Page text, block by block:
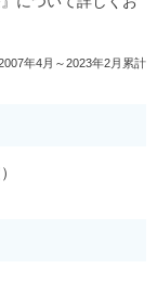
年4月～2023年2月累計